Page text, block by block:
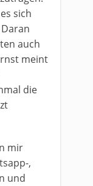
sich
auch
meint
die
mir
,
und